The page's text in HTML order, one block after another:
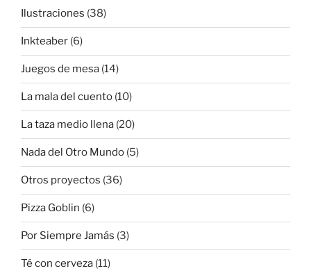
Ilustraciones (38)
Inkteaber (6)
Juegos de mesa (14)
La mala del cuento (10)
La taza medio llena (20)
Nada del Otro Mundo (5)
Otros proyectos (36)
Pizza Goblin (6)
Por Siempre Jamás (3)
Té con cerveza (11)